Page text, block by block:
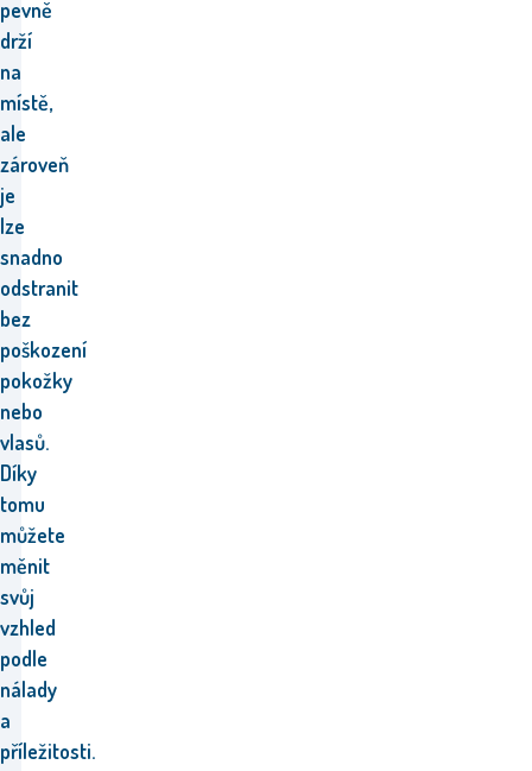
pevně
drží
na
místě,
ale
zároveň
je
lze
snadno
odstranit
bez
poškození
pokožky
nebo
vlasů.
Díky
tomu
můžete
měnit
svůj
vzhled
podle
nálady
a
příležitosti.